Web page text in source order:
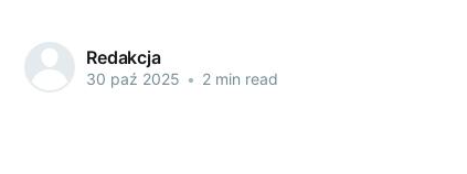
Redakcja
30 paź 2025 • 2 min read